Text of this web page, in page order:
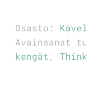
Osasto:
Avainsanat
kengät , Think